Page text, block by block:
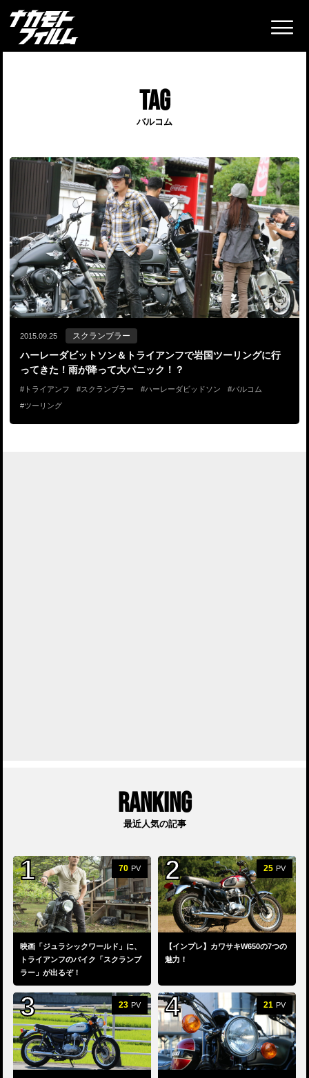
TAG
バルコム
2015.09.25 スクランブラー
ハーレーダビットソン＆トライアンフで岩国ツーリングに行
ってきた！雨が降って大パニック！？
トライアンフ スクランブラー ハーレーダビッドソン
バルコム
ツーリング
RANKING
最近人気の記事
70 PV
映画「ジュラシックワールド」に、
トライアンフのバイク「スクランブ
ラー」が出るぞ！
25 PV
【インプレ】カワサキW650の7つの
魅力！
23 PV 21 PV